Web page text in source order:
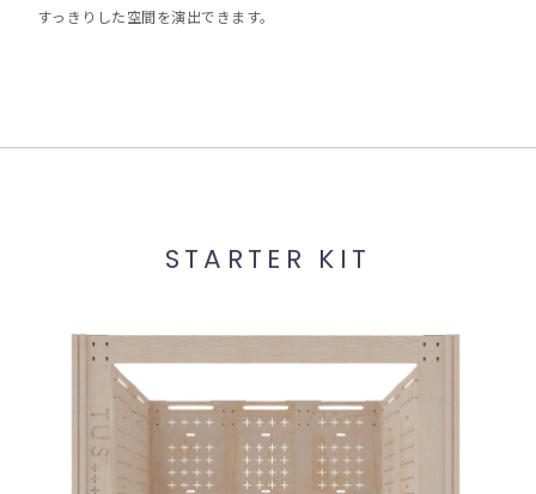
すっきりした空間を演出できます。
STARTER KIT